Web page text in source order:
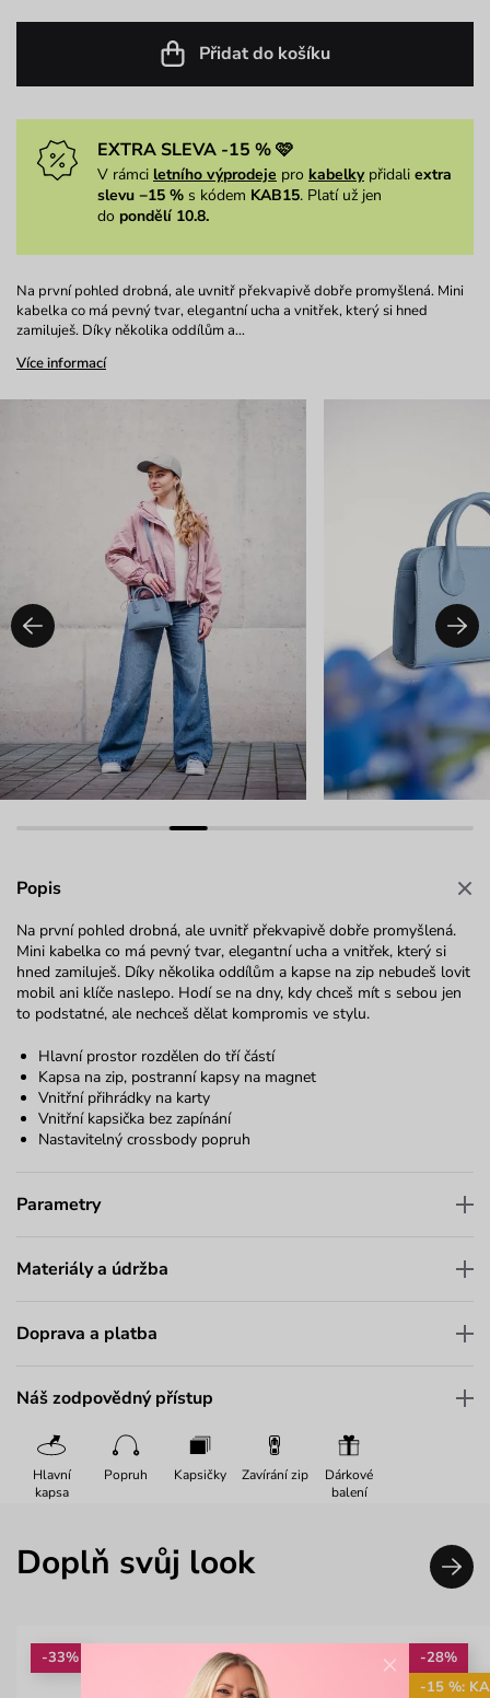
Přidat do košíku
EXTRA SLEVA -15 % 🩷
V rámci letního výprodeje pro kabelkypřidali extra
slevu −15 % s kódem KAB15. Platí už jen
do pondělí 10.8.
Na první pohled drobná, ale uvnitř překvapivě dobře promyšlená. Mini
kabelka co má pevný tvar, elegantní ucha a vnitřek, který si hned
zamiluješ. Díky několika oddílům a…
Více informací
Popis
Na první pohled drobná, ale uvnitř překvapivě dobře promyšlená.
Mini kabelka co má pevný tvar, elegantní ucha a vnitřek, který si
hned zamiluješ. Díky několika oddílům a kapse na zip nebudeš lovit
mobil ani klíče naslepo. Hodí se na dny, kdy chceš mít s sebou jen
to podstatné, ale nechceš dělat kompromis ve stylu.
Hlavní prostor rozdělen do tří částí
Kapsa na zip, postranní kapsy na magnet
Vnitřní přihrádky na karty
Vnitřní kapsička bez zapínání
Nastavitelný crossbody popruh
Parametry
Materiály a údržba
Doprava a platba
Náš zodpovědný přístup
Hlavní
kapsa
Popruh Kapsičky Zavírání zip
Dárkové
balení
Doplň svůj look
-33%
-28%
-15 %:
×